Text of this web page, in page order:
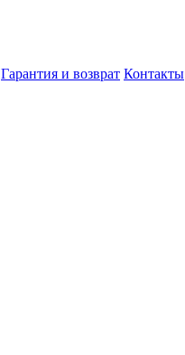
Гарантия и возврат Контакты